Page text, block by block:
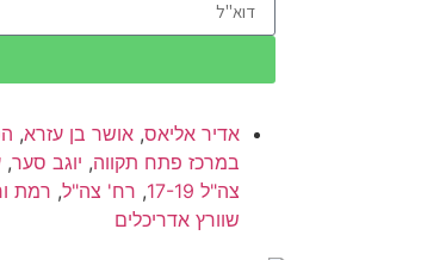
אדיר אליאס, אושר בן עזרא,
במרכז פתח תקווה, יוגב סער,
צה"ל 17-19
, רח' צה"ל, רמת
שוורץ אדריכלים